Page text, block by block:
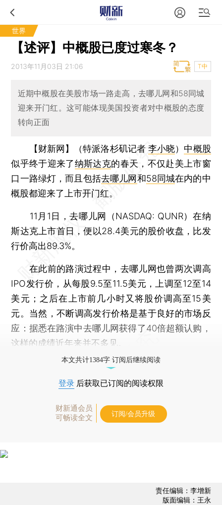
世界
【述评】中概股已度过寒冬？
2013年11月03日 21:06 T中
近期中概股在美股市场一路走高，去哪儿网和58同城
迎来开门红。这可能体现美国投资者对中概股的态度
转向正面
【财新网】（特派洛杉矶记者李小晓） 中概股
似乎终于迎来了纳斯达克的春天，不仅赴美上市窗
口一路绿灯，而且包括去哪儿网和58同城在内的中
概股都迎来了上市开门红。
11月1日，去哪儿网（NASDAQ: QUNR）在纳
斯达克上市首日，便以28.4美元的股价收盘，比发
行价高出89.3%。
在此前的路演过程中，去哪儿网也曾两次调高
IPO发行价，从每股9.5至11.5美元，上调至12至14
美元；之后在上市前几小时又将股价调高至15美
元。当然，不断调高发行价格是基于良好的市场反
应：据悉在路演中去哪儿网获得了40倍超额认购，
这样的成绩近年来并不多见。
本文共计1384字 订阅后继续阅读
登录 后获取已订阅的阅读权限
财新通会员
可畅读全文
订阅/会员升级
责任编辑：李增新
版面编辑：王永